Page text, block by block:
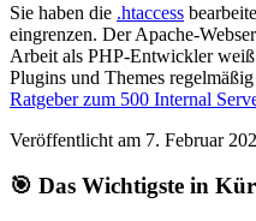
Sie haben die .htaccess
eingrenzen. Der Apache-
Arbeit als PHP-Entwickler weiß
Plugins und Themes
Ratgeber zum 500 Internal
Veröffentlicht am 7. Februar
🎯 Das Wichtigste in